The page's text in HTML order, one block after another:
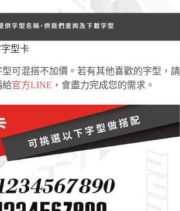
型卡
可混搭不加價。若有其他喜歡的字型，請
給官方LINE ，會盡力完成您的需求。